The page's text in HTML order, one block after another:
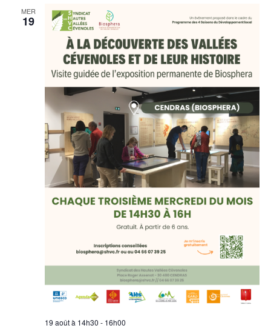
de
vues
MER
19
19 août à 14h30 - 16h00